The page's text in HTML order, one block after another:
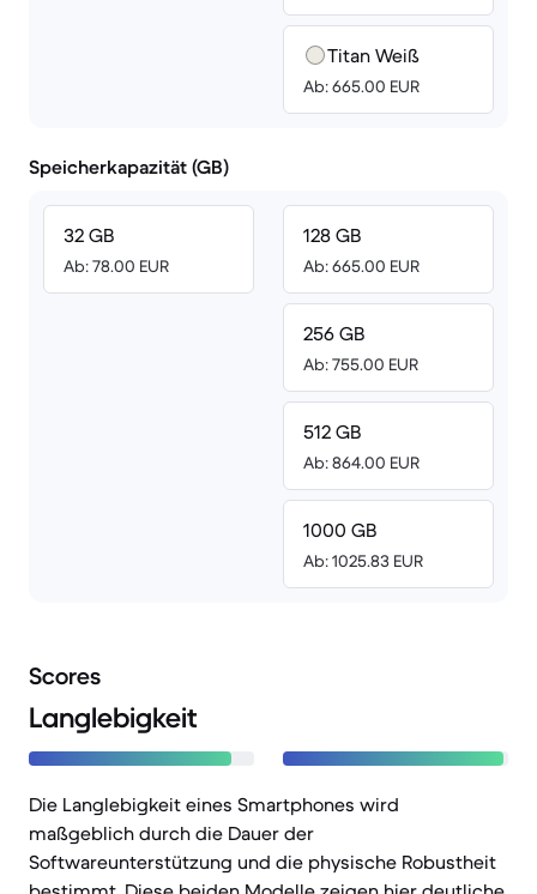
Titan Weiß
Ab: 665.00 EUR
Speicherkapazität (GB)
32 GB
Ab: 78.00 EUR
128 GB
Ab: 665.00 EUR
256 GB
Ab: 755.00 EUR
512 GB
Ab: 864.00 EUR
1000 GB
Ab: 1025.83 EUR
Scores
Langlebigkeit
Die Langlebigkeit eines Smartphones wird
maßgeblich durch die Dauer der
Softwareunterstützung und die physische Robustheit